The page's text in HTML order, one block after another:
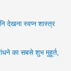
स्वप्न शास्त्र
का सबसे शुभ मुहूर्त,